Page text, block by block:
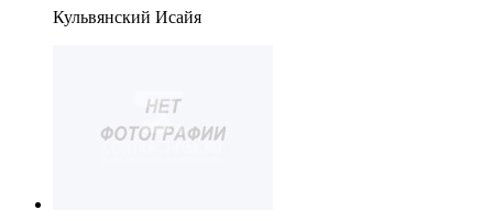
Кульвянский Исайя